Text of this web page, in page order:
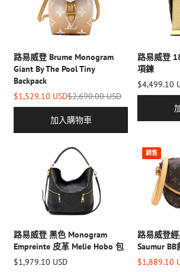
路易威登 Brume Monogram
Giant By The Pool Tiny
Backpack
$1,529.10 USD$2,690.00 USD
加入購物車
路易威登
項鍊
$4,499.10
路易威登 黑色 Monogram
Empreinte 皮革 Melie Hobo 包
$1,979.10 USD
銷售
路易威登
Saumur BB
$1,889.10